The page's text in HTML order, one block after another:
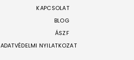
KAPCSOLAT
BLOG
ÁSZF
ADATVÉDELMI NYILATKOZAT